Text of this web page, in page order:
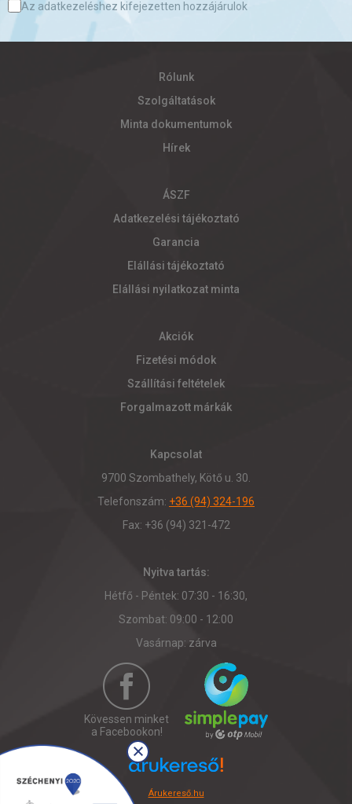
Az adatkezeléshez kifejezetten hozzájárulok
Rólunk
Szolgáltatások
Minta dokumentumok
Hírek
ÁSZF
Adatkezelési tájékoztató
Garancia
Elállási tájékoztató
Elállási nyilatkozat minta
Akciók
Fizetési módok
Szállítási feltételek
Forgalmazott márkák
Kapcsolat
9700 Szombathely, Kötő u. 30.
Telefonszám: +36 (94) 324-196
Fax: +36 (94) 321-472
Nyitva tartás:
Hétfő - Péntek: 07:30 - 16:30,
Szombat: 09:00 - 12:00
Vasárnap: zárva
Kövessen minket
a Facebookon!
Árukereső.hu